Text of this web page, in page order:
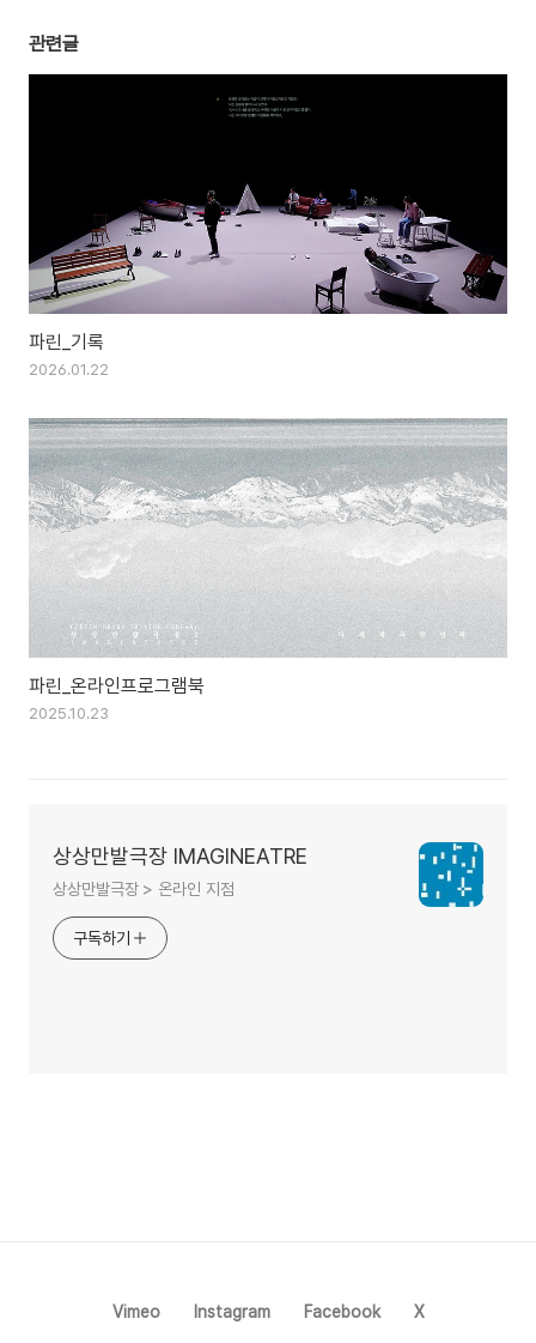
관련글
파린_기록
2026.01.22
파린_온라인프로그램북
2025.10.23
상상만발극장 IMAGINEATRE
상상만발극장 > 온라인 지점
구독하기
Vimeo Instagram Facebook X